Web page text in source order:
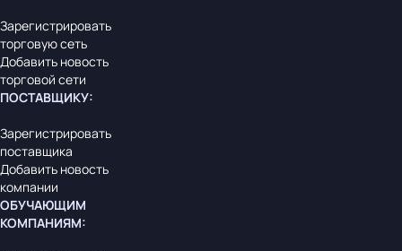
Зарегистрировать
торговую сеть
Добавить новость
торговой сети
ПОСТАВЩИКУ:
Зарегистрировать
поставщика
Добавить новость
компании
ОБУЧАЮЩИМ
КОМПАНИЯМ: